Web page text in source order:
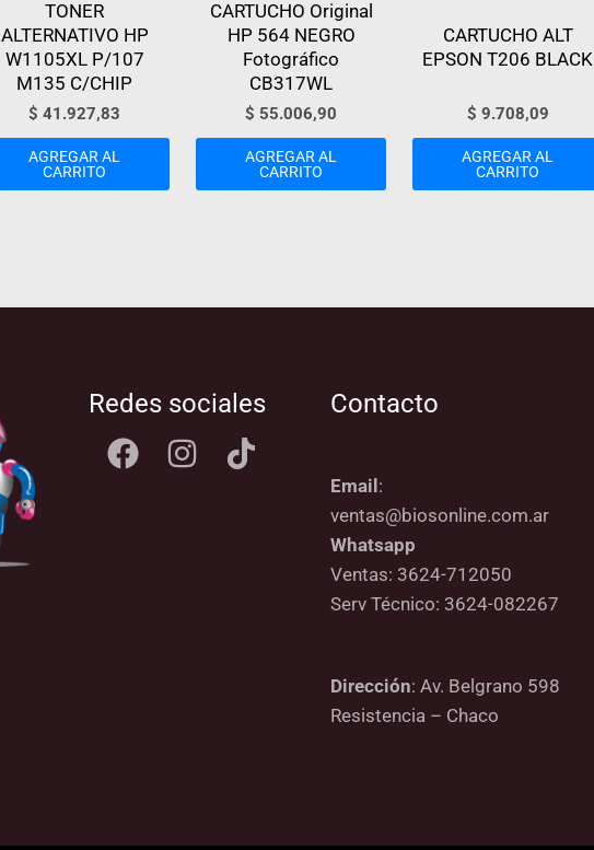
TONER
ALTERNATIVO HP
W1105XL P/107
M135 C/CHIP
$ 41.927,83
AGREGAR AL
CARRITO
CARTUCHO Original
HP 564 NEGRO
Fotográfico
CB317WL
$ 55.006,90
AGREGAR AL
CARRITO
CARTUCHO ALT
EPSON T206 BLACK
$ 9.708,09
AGREGAR AL
CARRITO
Redes sociales Contacto
Email :
ventas@biosonline.com.ar
Whatsapp
Ventas: 3624-712050
Serv Técnico: 3624-082267
Dirección: Av. Belgrano 598
Resistencia – Chaco